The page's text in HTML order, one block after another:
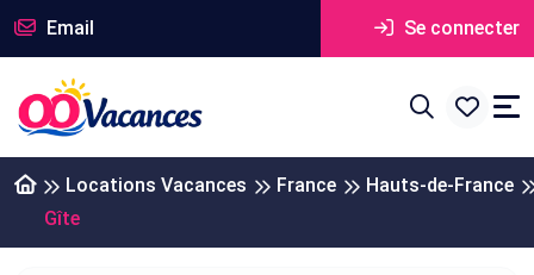
Email Se connecter
Locations Vacances France
Hauts-de-France
Gîte